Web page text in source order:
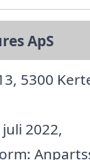
ApS
5300
2022,